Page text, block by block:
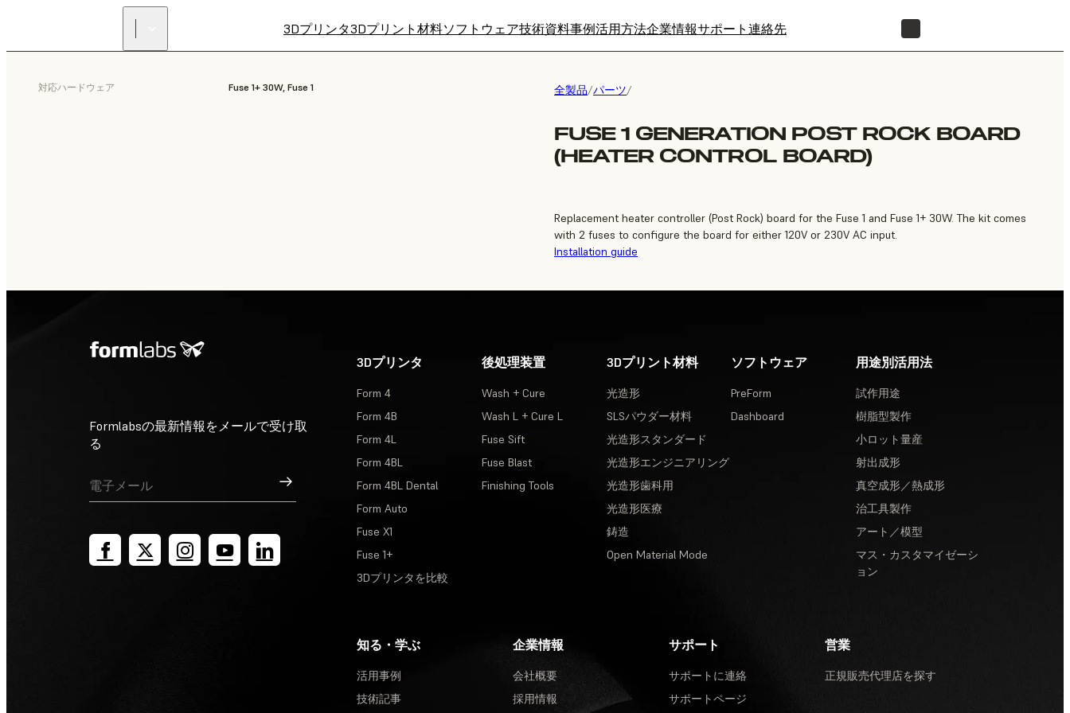
3Dプリンタ3Dプリント材料ソフトウェア技術資料事例活用方法企業情報サポート 連絡先
全製品/パーツ/
FUSE 1 GENERATION POST ROCK BOARD
(HEATER CONTROL BOARD)
対応ハードウェア Fuse 1+ 30W, Fuse 1
Replacement heater controller (Post Rock) board for the Fuse 1 and Fuse 1+ 30W. The kit comes
with 2 fuses to configure the board for either 120V or 230V AC input.
Installation guide
Formlabsの最新情報をメールで受け取
る
サインアップ
3Dプリンタ
Form 4
Form 4B
Form 4L
Form 4BL
Form 4BL Dental
Form Auto
Fuse X1
Fuse 1+
3Dプリンタを比較
後処理装置
Wash + Cure
Wash L + Cure L
Fuse Sift
Fuse Blast
Finishing Tools
3Dプリント材料
光造形
SLSパウダー材料
光造形スタンダード
光造形エンジニアリング
光造形歯科用
光造形医療
鋳造
Open Material Mode
ソフトウェア
PreForm
Dashboard
用途別活用法
試作用途
樹脂型製作
小ロット量産
射出成形
真空成形／熱成形
治工具製作
アート／模型
マス・カスタマイゼーシ
ョン
知る・学ぶ
活用事例
技術記事
企業情報
会社概要
採用情報
サポート
サポートに連絡
サポートページ
営業
正規販売代理店を探す